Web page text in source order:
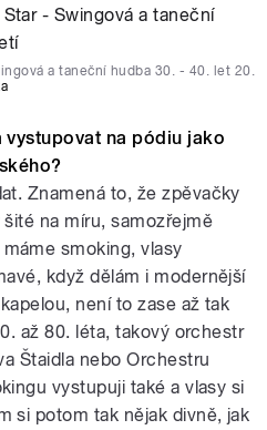
a taneční hudba 30. - 40. let 20.
vystupovat na pódiu jako
Znamená to, že zpěvačky
na míru, samozřejmě
smoking, vlasy
když dělám i modernější
není to zase až tak
až 80. léta, takový orchestr
Štaidla nebo Orchestru
vystupuji také a vlasy si
si potom tak nějak divně, jak